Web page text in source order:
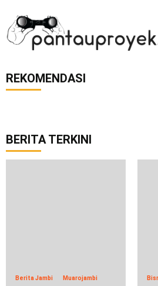
REKOMENDASI
BERITA TERKINI
Berita Jambi Muarojambi